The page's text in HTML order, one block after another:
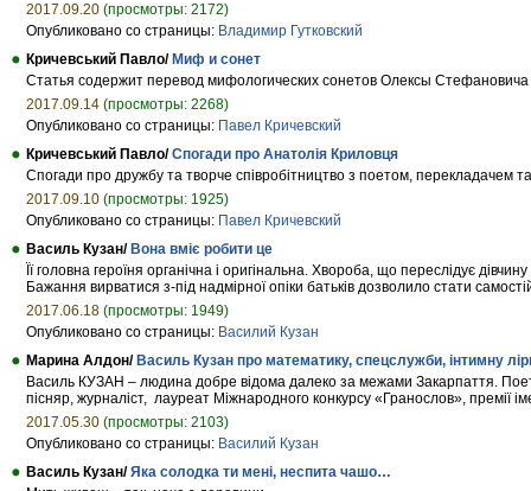
2017.09.20 (просмотры: 2172)
Опубликовано со страницы: Владимир Гутковский
Кричевський Павло/ Миф и сонет
Статья содержит перевод мифологических сонетов Олексы
2017.09.14 (просмотры: 2268)
Опубликовано со страницы: Павел Кричевский
Кричевський Павло/Спогади про Анатолія Криловця
Спогади про дружбу та творче співробітництво з поетом, перекладачем
2017.09.10 (просмотры: 1925)
Опубликовано со страницы: Павел Кричевский
Василь Кузан/ Вона вміє робити це
Її головна героїня органічна і оригінальна. Хвороба, що переслідує
Бажання вирватися з-під надмірної опіки батьків дозволило стати
2017.06.18 (просмотры: 1949)
Опубликовано со страницы: Василий Кузан
Марина Алдон/ Василь Кузан про математику, спецслужби, інтимну
Василь КУЗАН – людина добре відома далеко за межами Закарпаття.
пісняр, журналіст, лауреат Міжнародного конкурсу «Гранослов», премії
2017.05.30 (просмотры: 2103)
Опубликовано со страницы: Василий Кузан
Василь Кузан/Яка солодка ти мені, неспита чашо…